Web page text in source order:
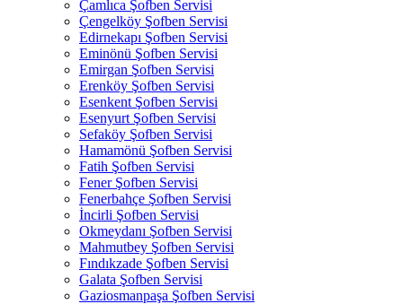
Çamlıca Şofben Servisi
Çengelköy Şofben Servisi
Edirnekapı Şofben Servisi
Eminönü Şofben Servisi
Emirgan Şofben Servisi
Erenköy Şofben Servisi
Esenkent Şofben Servisi
Esenyurt Şofben Servisi
Sefaköy Şofben Servisi
Hamamönü Şofben Servisi
Fatih Şofben Servisi
Fener Şofben Servisi
Fenerbahçe Şofben Servisi
İncirli Şofben Servisi
Okmeydanı Şofben Servisi
Mahmutbey Şofben Servisi
Fındıkzade Şofben Servisi
Galata Şofben Servisi
Gaziosmanpaşa Şofben Servisi